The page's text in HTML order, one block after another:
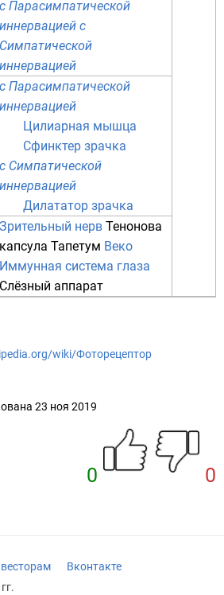
с Парасимпатической
иннервацией с
Симпатической
иннервацией
с Парасимпатической
иннервацией
Цилиарная мышца
Сфинктер зрачка
с Симпатической
иннервацией
Дилататор зрачка
Зрительный нерв Тенонова
капсула Тапетум Веко
Иммунная система глаза
Слёзный аппарат
wiki/Фоторецептор
23 ноя 2019
0 0
Вконтакте